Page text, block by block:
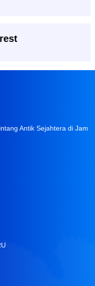
Antik Sejahtera di Jam